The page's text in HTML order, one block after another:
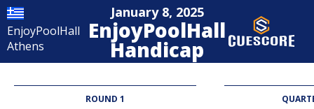
EnjoyPoolHall
Athens
January 8, 2025
EnjoyPoolHall
Handicap
ROUND 1